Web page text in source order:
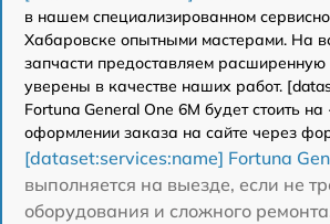
в нашем специализированном
Хабаровске опытными мастерами. На
запчасти предоставляем
уверены в качестве наших работ.
Fortuna General One 6M будет стоить
оформлении заказа на сайте через
[dataset:services:name] Fortuna
выполняется на выезде, если не
оборудования и сложного